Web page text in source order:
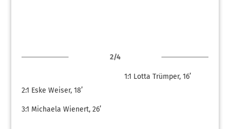
2/4
1:1 Lotta Trümper, 16’
2:1 Eske Weiser, 18’
3:1 Michaela Wienert, 26’